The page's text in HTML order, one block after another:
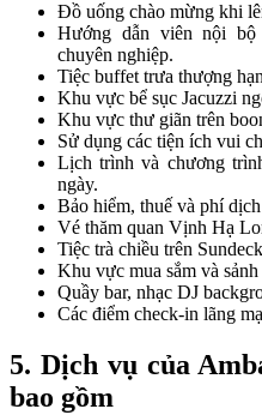
Đồ uống chào mừng khi
Hướng dẫn viên nội
chuyên nghiệp.
Tiệc buffet trưa thượng
Khu vực bể sục Jacuzzi
Khu vực thư giãn trên
Sử dụng các tiện ích vui
Lịch trình và chương
ngày.
Bảo hiểm, thuế và phí
Vé thăm quan Vịnh Hạ
Tiệc trà chiều trên
Khu vực mua sắm và
Quầy bar, nhạc DJ
Các điểm check-in lãng
5. Dịch vụ của
bao gồm